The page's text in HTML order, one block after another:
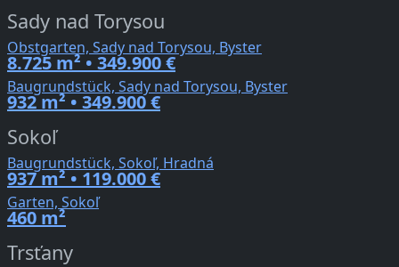
Sady nad Torysou
Obstgarten, Sady nad Torysou, Byster
8.725 m² • 349.900 €
Baugrundstück, Sady nad Torysou, Byster
932 m² • 349.900 €
Sokoľ
Baugrundstück, Sokoľ, Hradná
937 m² • 119.000 €
Garten, Sokoľ
460 m²
Trsťany